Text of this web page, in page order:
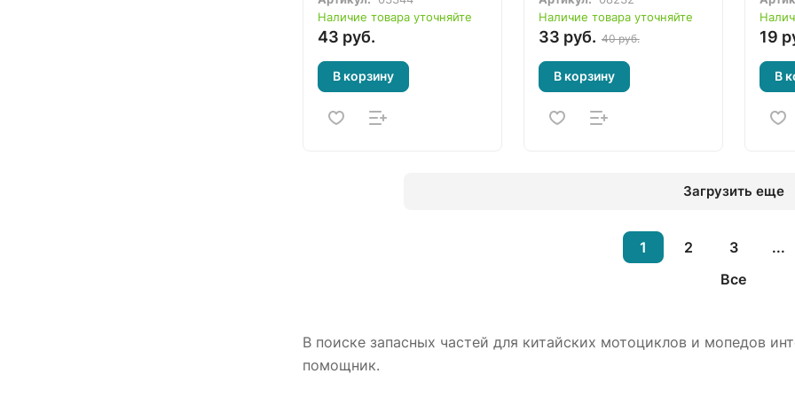
Eurotex, Irbis, Dingo,
Active, Irokez, Racer,
Наличие товара уточняйте
43 руб.
В корзину
166FMM, 172FMM-3A,
174MN-3 200-300сс
Наличие товара уточняйте
33 руб. 40 руб.
В корзину
49-
19
В
Загрузить еще
1 2 3 ...
Все
В поиске запасных частей для китайских мотоциклов и мопедов
помощник.